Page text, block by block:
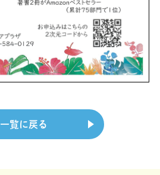
一覧に戻る